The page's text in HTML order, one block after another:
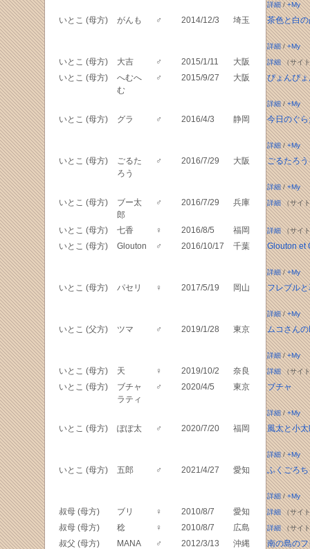
詳細/+My
いとこ (母方) がんも ♂ 2014/12/3 埼玉 茶色と白
詳細/+My
いとこ (母方) 大吉 ♂ 2015/1/11 大阪 詳細（サイ
いとこ (母方)
へむへ
む
♂ 2015/9/27 大阪 ぴょんぴ
詳細/+My
いとこ (母方) グラ ♂ 2016/4/3 静岡 今日のぐら
詳細/+My
いとこ (母方)
ごるた
ろう
♂ 2016/7/29 大阪 ごるたろ
詳細/+My
いとこ (母方)
ブー太
郎
♂ 2016/7/29 兵庫 詳細（サイ
いとこ (母方) 七香 ♀ 2016/8/5 福岡 詳細（サイ
いとこ (母方) Glouton ♂ 2016/10/17 千葉 Glouton et
詳細/+My
いとこ (母方) パセリ ♀ 2017/5/19 岡山 フレブル
詳細/+My
いとこ (父方) ツマ ♂ 2019/1/28 東京 ムコさん
詳細/+My
いとこ (母方) 天 ♀ 2019/10/2 奈良 詳細（サイ
いとこ (母方)
ブチャ
ラティ
♂ 2020/4/5 東京 ブチャ
詳細/+My
いとこ (母方) ぽぽ太 ♂ 2020/7/20 福岡 風太と小太
詳細/+My
いとこ (母方) 五郎 ♂ 2021/4/27 愛知 ふくごろち
詳細/+My
叔母 (母方) ブリ ♀ 2010/8/7 愛知 詳細（サイ
叔母 (母方) 稔 ♀ 2010/8/7 広島 詳細（サイ
叔父 (母方) MANA ♂ 2012/3/13 沖縄 南の島の